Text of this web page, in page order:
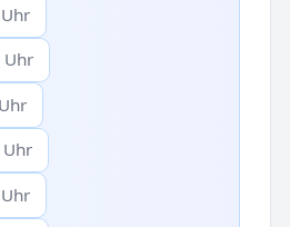
Uhr
Uhr